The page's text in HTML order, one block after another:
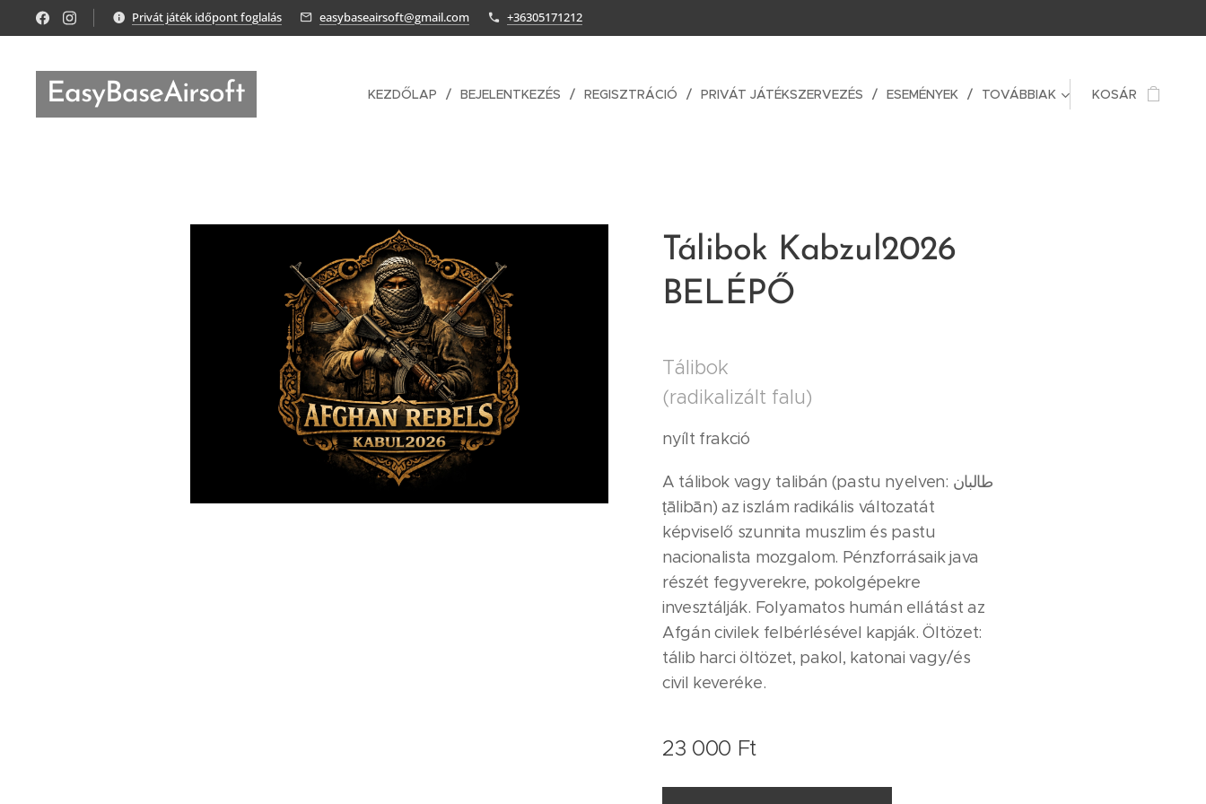
Privát játék időpont foglalás easybaseairsoft@gmail.com +36305171212
EasyBaseAirsoft KEZDŐLAP BEJELENTKEZÉS REGISZTRÁCIÓ PRIVÁT JÁTÉKSZERVEZÉS ESEMÉNYEK TOVÁBBIAK KOSÁR
Tálibok Kabzul2026
BELÉPŐ
Tálibok
(radikalizált falu)
nyílt frakció
A tálibok vagy talibán (pastu nyelven: طالبان
ṭālibān) az iszlám radikális változatát
képviselő szunnita muszlim és pastu
nacionalista mozgalom. Pénzforrásaik java
részét fegyverekre, pokolgépekre
invesztálják. Folyamatos humán ellátást az
Afgán civilek felbérlésével kapják. Öltözet:
tálib harci öltözet, pakol, katonai vagy/és
civil keveréke.
23 000 Ft